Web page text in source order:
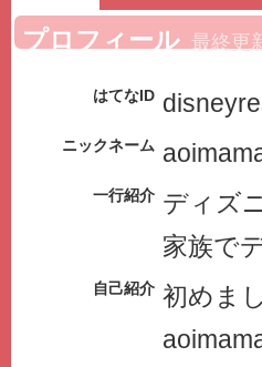
プロフィール 最終更
はてなID
ニックネーム
一行紹介 ディズ
家族で
自己紹介 初めま